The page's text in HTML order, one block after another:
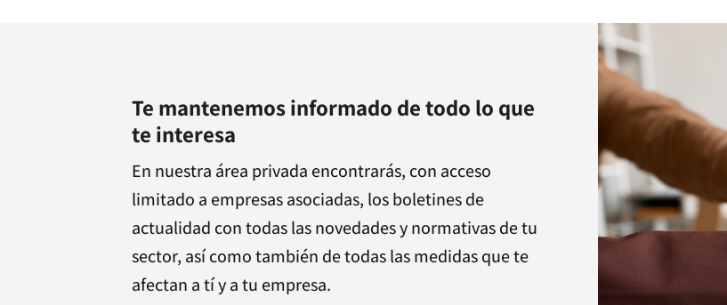
Te mantenemos informado de todo lo que
te interesa
En nuestra área privada encontrarás, con acceso
limitado a empresas asociadas, los boletines de
actualidad con todas las novedades y normativas de tu
sector, así como también de todas las medidas que te
afectan a tí y a tu empresa.